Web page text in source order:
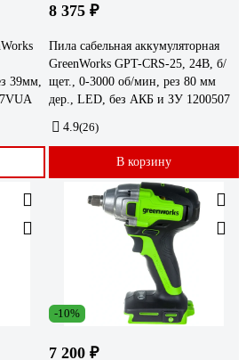
39мм,
8 375 ₽
Пила сабельная аккумуляторная
GreenWorks GPT-CRS-25, 24В, б/
щет., 0-3000 об/мин, рез 80 мм
дер., LED, без АКБ и ЗУ 1200507
4.9(26)
В корзину
-10%
7 200 ₽